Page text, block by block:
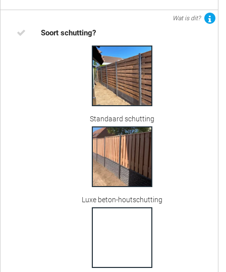
Wat is dit?
Soort schutting?
Standaard schutting
Luxe beton-houtschutting